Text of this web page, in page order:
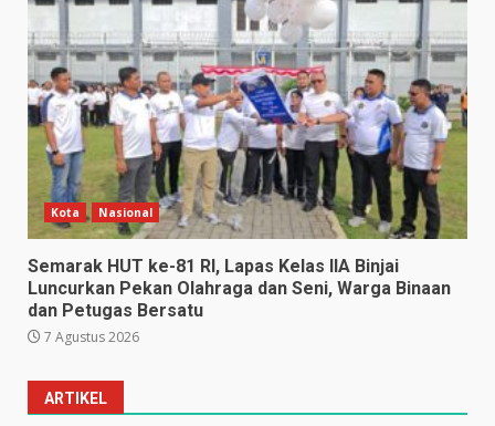
Kota Nasional
Semarak HUT ke-81 RI, Lapas Kelas IIA Binjai
Luncurkan Pekan Olahraga dan Seni, Warga Binaan
dan Petugas Bersatu
7 Agustus 2026
ARTIKEL